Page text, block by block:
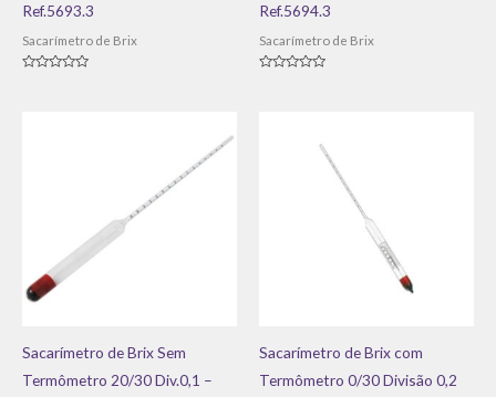
Ref.5693.3
Sacarímetro de Brix
Ref.5694.3
Sacarímetro de Brix
Sacarímetro de Brix Sem
Termômetro 20/30 Div.0,1 –
Sacarímetro de Brix com
Termômetro 0/30 Divisão 0,2